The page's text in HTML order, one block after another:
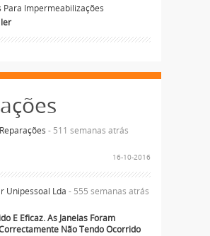
Para Impermeabilizações
- 511 semanas atrás
16-10-2016
Unipessoal Lda - 555 semanas atrás
E Eficaz. As Janelas Foram
Não Tendo Ocorrido